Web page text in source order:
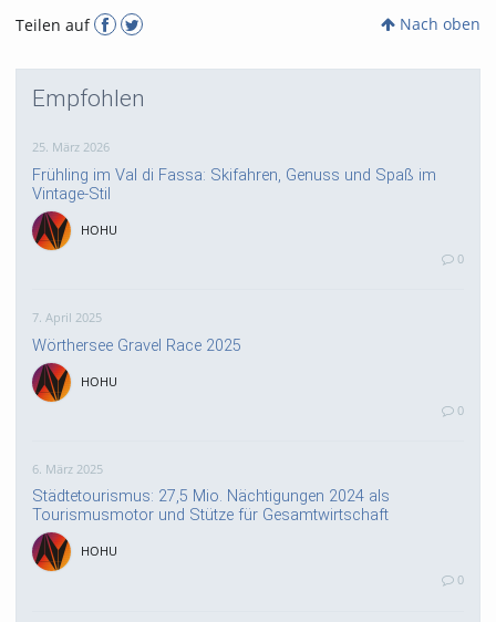
Teilen auf
Nach oben
Empfohlen
25. März 2026
Frühling im Val di Fassa: Skifahren, Genuss und Spaß im
Vintage-Stil
HOHU
0
7. April 2025
Wörthersee Gravel Race 2025
HOHU
0
6. März 2025
Städtetourismus: 27,5 Mio. Nächtigungen 2024 als
Tourismusmotor und Stütze für Gesamtwirtschaft
HOHU
0